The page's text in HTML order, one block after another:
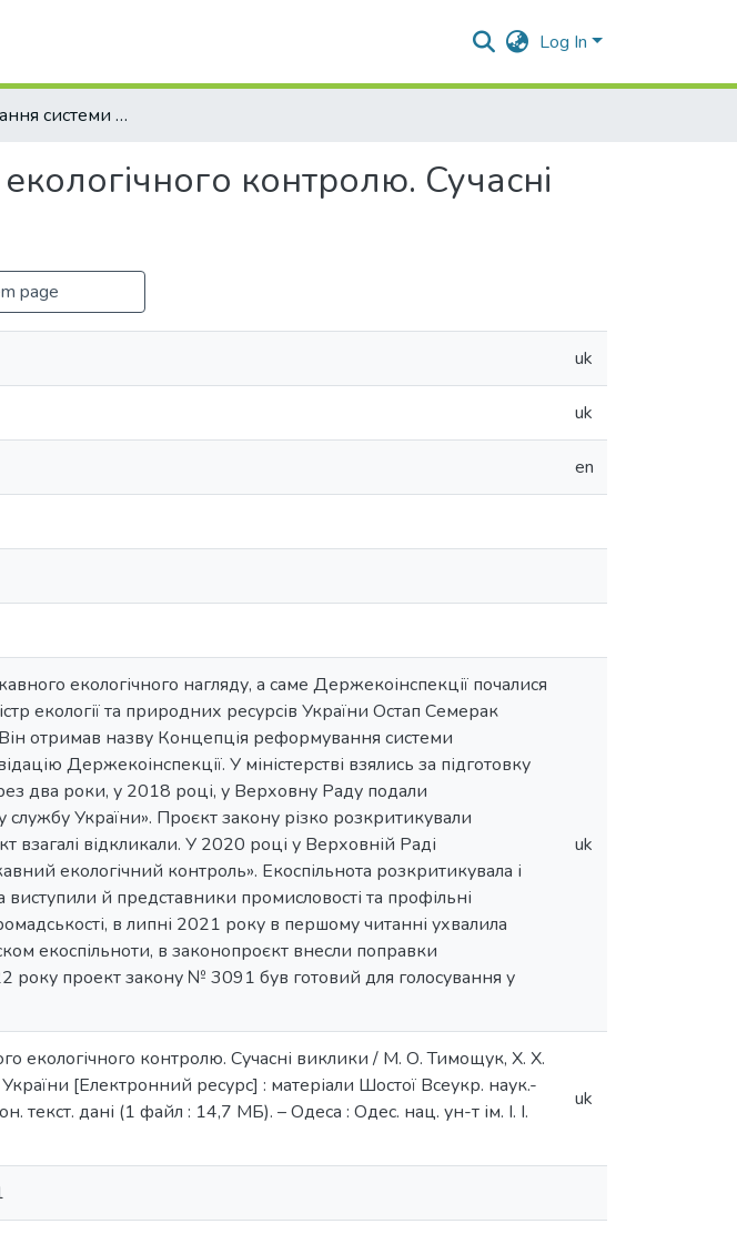
Log In
Реформування системи державного екологічного контролю. Сучасні виклики
контролю. Сучасні
page
uk
uk
en
екологічного нагляду, а саме Держекоінспекції почалися
екології та природних ресурсів України Остап Семерак
отримав назву Концепція реформування системи
Держекоінспекції. У міністерстві взялись за підготовку
два роки, у 2018 році, у Верховну Раду подали
України». Проєкт закону різко розкритикували
взагалі відкликали. У 2020 році у Верховній Раді
екологічний контроль». Екоспільнота розкритикувала і
й представники промисловості та профільні
в липні 2021 року в першому читанні ухвалила
екоспільноти, в законопроєкт внесли поправки
року проект закону № 3091 був готовий для голосування у
uk
контролю. Сучасні виклики / М. О. Тимощук, Х. Х.
[Електронний ресурс] : матеріали Шостої Всеукр. наук.-
текст. дані (1 файл : 14,7 МБ). – Одеса : Одес. нац. ун-т ім. І. І.
uk